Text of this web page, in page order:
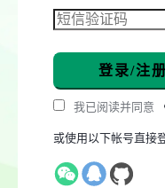
登录/注册
我已阅读并同意
或使用以下帐号直接